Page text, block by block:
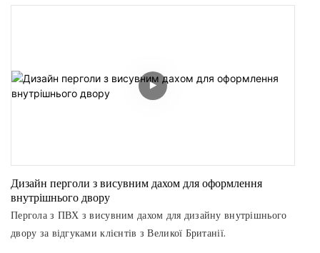
Дизайн перголи з висувним дахом для оформлення
внутрішнього двору
Пергола з ПВХ з висувним дахом для дизайну внутрішнього
двору за відгуками клієнтів з Великої Британії.